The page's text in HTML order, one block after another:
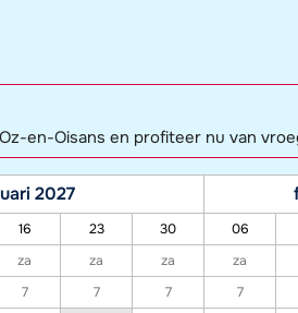
en-Oisans en profiteer nu van
2027
16 23 30 06
za za za za
7 7 7 7